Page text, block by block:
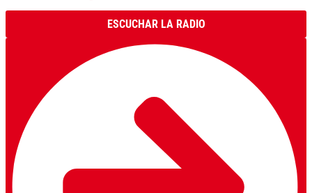
ESCUCHAR LA RADIO